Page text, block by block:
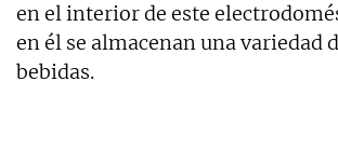
en el interior de este
en él se almacenan una variedad
bebidas.